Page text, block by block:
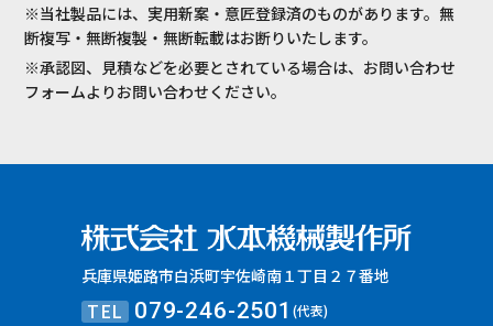
※当社製品には、実用新案・意匠登録済のものがあります。無
断複写・無断複製・無断転載はお断りいたします。
※承認図、見積などを必要とされている場合は、お問い合わせ
フォームよりお問い合わせください。
兵庫県姫路市白浜町宇佐崎南１丁目２７番地
TEL 079-246-2501(代表)